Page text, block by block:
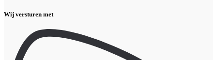
Wij versturen met